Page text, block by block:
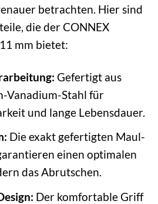
betrachten. Hier sind
die der CONNEX
mm bietet:
Gefertigt aus
Vanadium-Stahl für
und lange Lebensdauer.
Die exakt gefertigten Maul-
einen optimalen
das Abrutschen.
Der komfortable Griff